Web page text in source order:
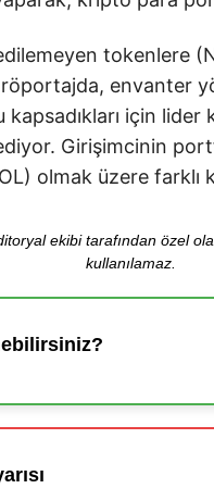
tokenlere
röportajda, envanter
kapsadıkları için
Girişimcinin
olmak üzere farklı
ekibi tarafından özel
kullanılamaz.